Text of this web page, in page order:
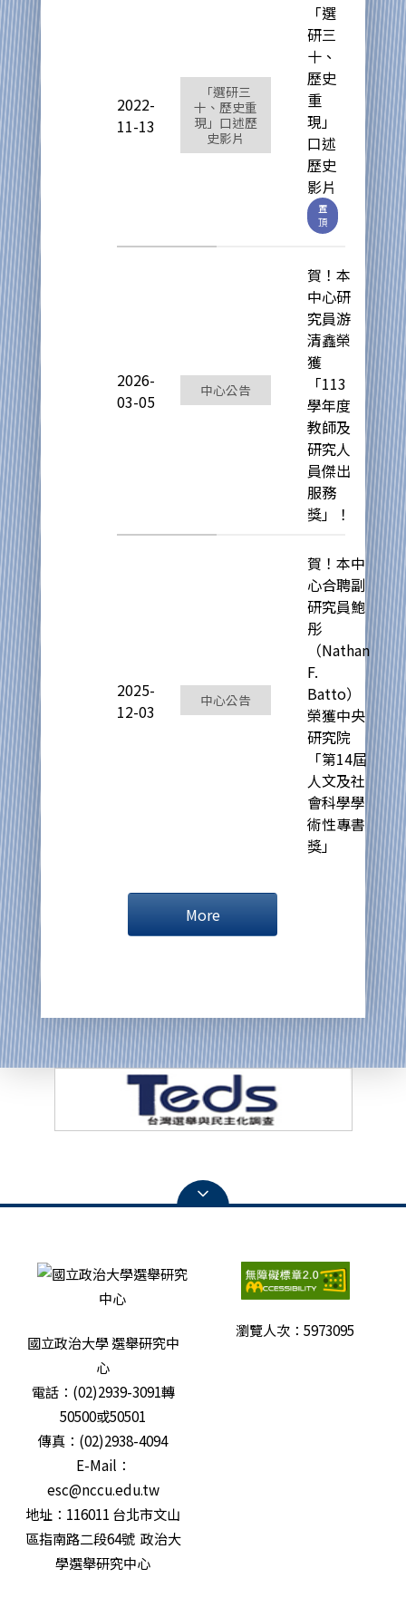
2022-
11-13
「選研三
十、歷史重
現」口述歷
史影片
「選
研三
十、
歷史
重
現」
口述
歷史
影片
置
頂
2026-
03-05
中心公告
賀！本
中心研
究員游
清鑫榮
獲
「113
學年度
教師及
研究人
員傑出
服務
獎」！
2025-
12-03
中心公告
賀！本中
心合聘副
研究員鮑
彤
（Nathan
F.
Batto）
榮獲中央
研究院
「第14屆
人文及社
會科學學
術性專書
獎」
More
國立政治大學 選舉研究中
心
電話：(02)2939-3091轉
50500或50501
傳真：(02)2938-4094
E-Mail：
esc@nccu.edu.tw
地址：116011 台北市文山
區指南路二段64號 政治大
學選舉研究中心
瀏覽人次：5973095